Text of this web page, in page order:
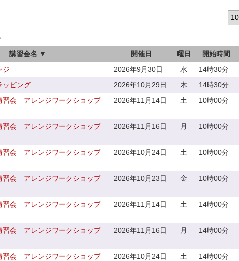
講習会名 ▼ 開催日 曜日 開始時間
ジ 2026年9月30日 水 14時30分
ッピング 2026年10月29日 木 14時30分
習会 アレンジワークショップ
2026年11月14日 土 10時00分
習会 アレンジワークショップ
2026年11月16日 月 10時00分
習会 アレンジワークショップ
2026年10月24日 土 10時00分
習会 アレンジワークショップ
2026年10月23日 金 10時00分
習会 アレンジワークショップ
2026年11月14日 土 14時00分
習会 アレンジワークショップ
2026年11月16日 月 14時00分
習会 アレンジワークショップ
2026年10月24日 土 14時00分